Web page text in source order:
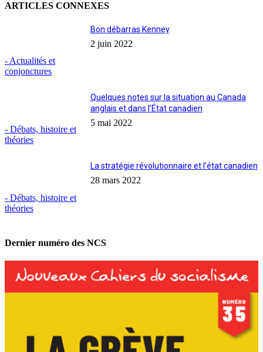
ARTICLES CONNEXES
- Actualités et
conjonctures
Bon débarras Kenney
2 juin 2022
- Débats, histoire et
théories
Quelques notes sur la situation au Canada
anglais et dans l’État canadien
5 mai 2022
- Débats, histoire et
théories
La stratégie révolutionnaire et l’état canadien
28 mars 2022
Dernier numéro des NCS